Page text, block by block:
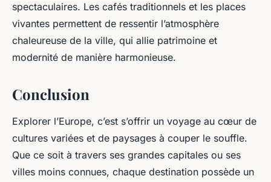
spectaculaires. Les cafés traditionnels et les places
vivantes permettent de ressentir l’atmosphère
chaleureuse de la ville, qui allie patrimoine et
modernité de manière harmonieuse.
Conclusion
Explorer l’Europe, c’est s’offrir un voyage au cœur de
cultures variées et de paysages à couper le souffle.
Que ce soit à travers ses grandes capitales ou ses
villes moins connues, chaque destination possède un